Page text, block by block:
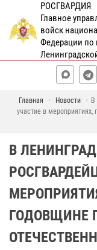
РОСГВАРДИЯ
Главное
войск
Федерации по
Главная Новости
В
участие в
В
ГОДОВЩИНЕ